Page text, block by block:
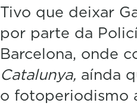
Tivo que deixar
por parte da
Barcelona, onde
Catalunya, aínda
o fotoperiodismo